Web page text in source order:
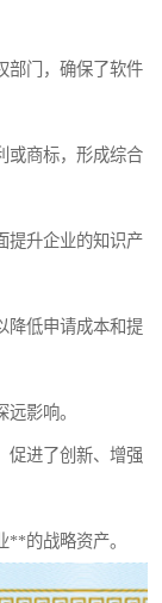
部门，确保了软件
或商标，形成综合
提升企业的知识产
降低申请成本和提
影响。
促进了创新、增强
**的战略资产。